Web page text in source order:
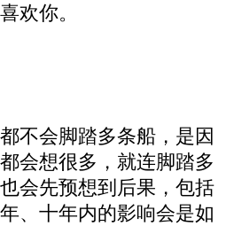
欢你。
不会脚踏多条船，是因
会想很多，就连脚踏多
会先预想到后果，包括
、十年内的影响会是如